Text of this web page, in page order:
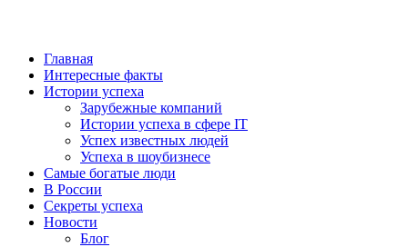
Главная
Интересные факты
Истории успеха
Зарубежные компаний
Истории успеха в сфере IT
Успех известных людей
Успеха в шоубизнесе
Самые богатые люди
В России
Секреты успеха
Новости
Блог